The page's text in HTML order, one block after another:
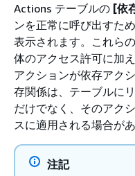
Actions テーブルの [依
ンを正常に呼び出すた
表示されます。これら
体のアクセス許可に加
アクションが依存アク
存関係は、テーブルに
だけでなく、そのアク
スに適用される場合があ
注記